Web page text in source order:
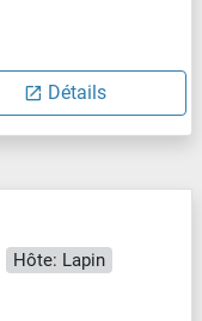
Détails
Hôte: Lapin